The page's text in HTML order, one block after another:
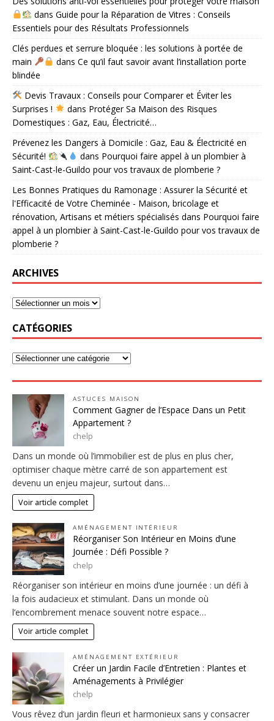
dans Guide pour la Réparation de Vitres : Conseils
Essentiels pour des Résultats Professionnels
Clés perdues et serrure bloquée : les solutions à portée de
main
dans Ce qu’il faut savoir avant l’installation porte
blindée
Devis Travaux : Conseils pour Comparer et Éviter les
Surprises !
dans Protéger Sa Maison des Risques
Domestiques : Gaz, Eau, Électricité…
Prévenez les Dangers à Domicile : Gaz, Eau & Électricité en
Sécurité!
dans Pourquoi faire appel à un plombier à
Saint-Cast-le-Guildo pour vos travaux de plomberie ?
Les Bonnes Pratiques du Ramonage : Assurer la Sécurité et
l'Efficacité de Votre Cheminée - Maison, bricolage et
rénovation, Artisans et métiers spécialisés dans Pourquoi faire
appel à un plombier à Saint-Cast-le-Guildo pour vos travaux de
plomberie ?
ARCHIVES
CATÉGORIES
ASTUCES MAISON
Comment Gagner de l’Espace Dans un Petit
Appartement ?
chelp
Dans un monde où l’immobilier est de plus en plus cher,
optimiser chaque mètre carré de son appartement est
devenu un enjeu majeur, surtout dans…
Voir article complet
AMÉNAGEMENT INTÉRIEUR
Réorganiser Son Intérieur en Moins d’une
Journée : Défi Possible ?
chelp
Réorganiser son intérieur en moins d’une journée : un défi à
la fois audacieux et stimulant. Dans un monde où
l’encombrement menace souvent notre espace…
Voir article complet
AMÉNAGEMENT EXTÉRIEUR
Créer un Jardin Facile d’Entretien : Plantes et
Aménagements à Privilégier
chelp
Vous rêvez d’un jardin fleuri et harmonieux sans y consacrer